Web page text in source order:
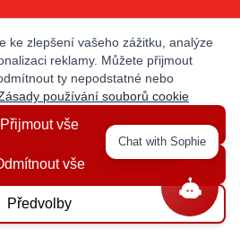
IN TOUCH!
AUSTRALIA
CANADA
ke zlepšení vašeho zážitku, analýze
reklamy. Můžete přijmout
ty nepodstatné nebo
používání souborů cookie
Přijmout vše
vše
Předvolby
Chat with Sophie